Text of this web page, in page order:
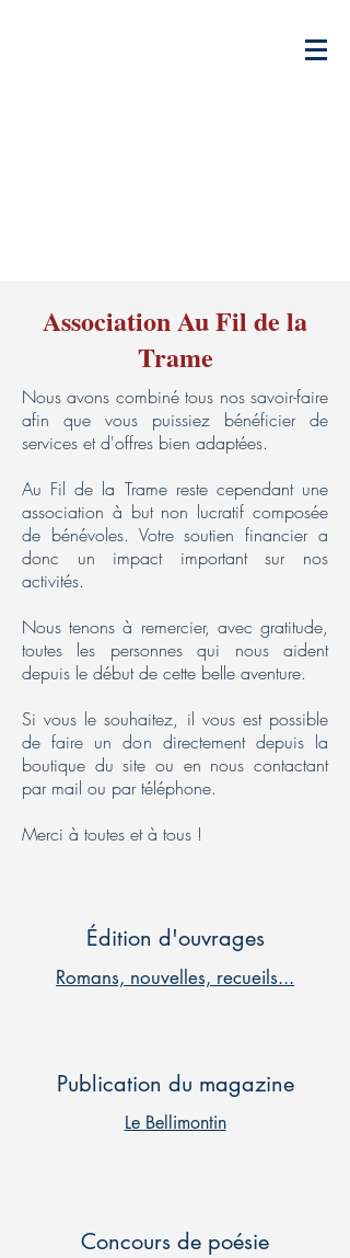
Association Au Fil de la
Trame
​​Nous avons combiné tous nos savoir-faire
afin que vous puissiez bénéficier de
services et d'offres bien adaptées.
Au Fil de la Trame reste cependant une
association à but non lucratif composée
de bénévoles. Votre soutien financier a
donc un impact important sur nos
activités.
Nous tenons à remercier, avec gratitude,
toutes les personnes qui nous aident
depuis le début de cette belle aventure.
Si vous le souhaitez, il vous est possible
de faire un don directement depuis la
boutique du site ou en nous contactant
par mail ou par téléphone.
Merci à toutes et à tous !
Édition d'ouvrages
Romans, nouvelles, recueils...
Publication du magazine
Le Bellimontin
Concours de poésie